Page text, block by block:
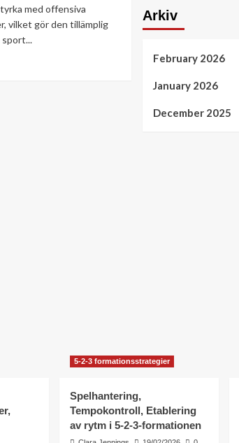
med offensiva
vilket gör den tillämplig
sport...
Arkiv
February 2026
January 2026
December 2025
5-2-3 formationsstrategier
Spelhantering,
Tempokontroll, Etablering
av rytm i 5-2-3-formationen